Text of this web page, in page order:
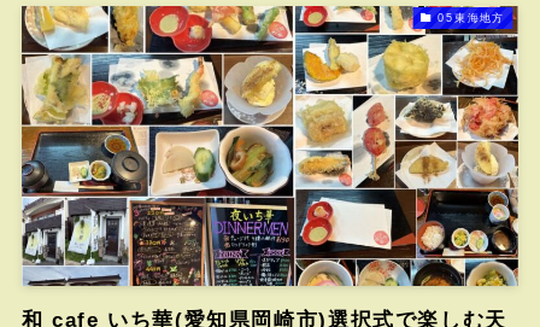
05東海地方
和 cafe いち華(愛知県岡崎市)選択式で楽しむ天